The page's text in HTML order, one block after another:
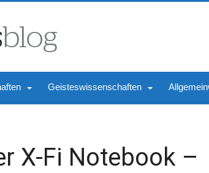
Geisteswissenschaften
X-Fi Notebook –